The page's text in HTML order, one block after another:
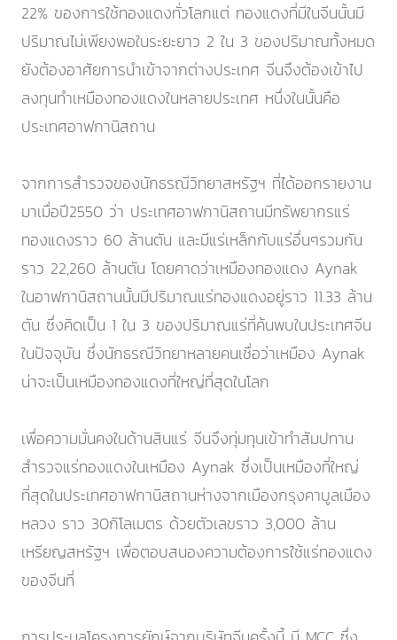
22% ของการใช้ทองแดงทั่วโลกแต่ ทองแดงที่มีในจีนนั้นมี
ปริมาณไม่เพียงพอในระยะยาว 2 ใน 3 ของปริมาณทั้งหมด
ยังต้องอาศัยการนำเข้าจากต่างประเทศ จีนจึงต้องเข้าไป
ลงทุนทำเหมืองทองแดงในหลายประเทศ หนึ่งในนั้นคือ
ประเทศอาฟกานิสถาน
จากการสำรวจของนักธรณีวิทยาสหรัฐฯ ที่ได้ออกรายงาน
มาเมื่อปี2550 ว่า ประเทศอาฟกานิสถานมีทรัพยากรแร่
ทองแดงราว 60 ล้านตัน และมีแร่เหล็กกับแร่อื่นๆรวมกัน
ราว 22,260 ล้านตัน โดยคาดว่าเหมืองทองแดง Aynak
ในอาฟกานิสถานนั้นมีปริมาณแร่ทองแดงอยู่ราว 11.33 ล้าน
ตัน ซึ่งคิดเป็น 1 ใน 3 ของปริมาณแร่ที่ค้นพบในประเทศจีน
ในปัจจุบัน ซึ่งนักธรณีวิทยาหลายคนเชื่อว่าเหมือง Aynak
น่าจะเป็นเหมืองทองแดงที่ใหญ่ที่สุดในโลก
เพื่อความมั่นคงในด้านสินแร่ จีนจึงทุ่มทุนเข้าทำสัมปทาน
สำรวจแร่ทองแดงในเหมือง Aynak ซึ่งเป็นเหมืองที่ใหญ่
ที่สุดในประเทศอาฟกานิสถานห่างจากเมืองกรุงคาบูลเมือง
หลวง ราว 30กิโลเมตร ด้วยตัวเลขราว 3,000 ล้าน
เหรียญสหรัฐฯ เพื่อตอบสนองความต้องการใช้แร่ทองแดง
ของจีนที่